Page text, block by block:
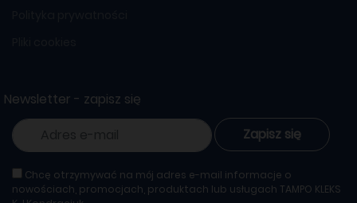
Newsletter - zapisz się
Zapisz się
Chcę otrzymywać na mój adres e-mail informacje o
nowościach, promocjach, produktach lub usługach TAMPO KLEKS